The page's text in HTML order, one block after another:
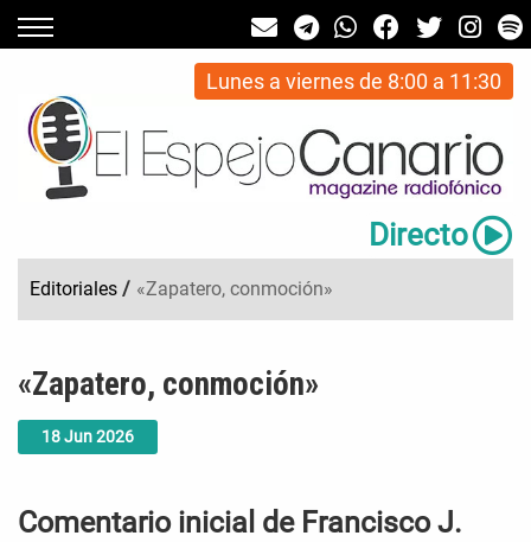
Lunes a viernes de 8:00 a 11:30
Directo
Editoriales / «Zapatero, conmoción»
18Jun2026
«Zapatero, conmoción»
Comentario inicial de Francisco J.